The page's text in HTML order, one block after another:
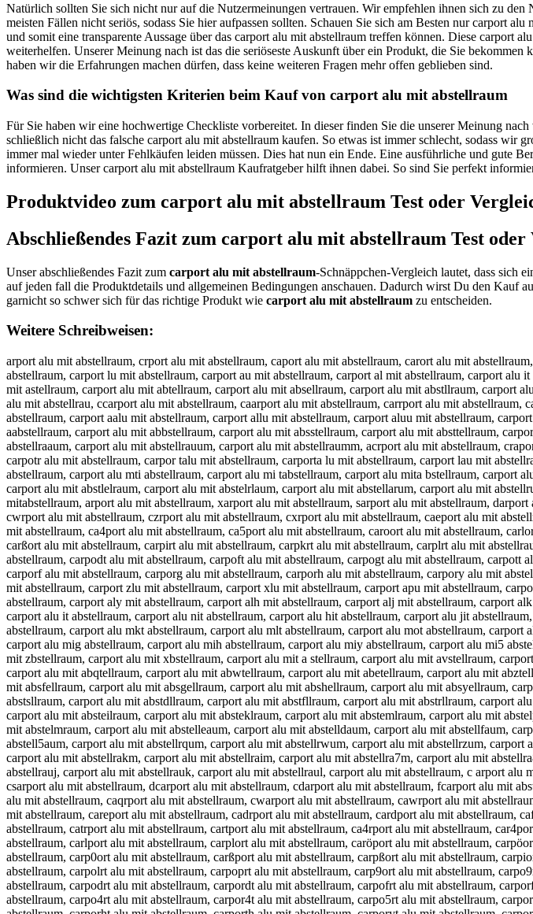
Natürlich sollten Sie sich nicht nur auf die Nutzermeinungen vertrauen. Wir empfehlen ihnen sich zu
meisten Fällen nicht seriös, sodass Sie hier aufpassen sollten. Schauen Sie sich am Besten nur carport
und somit eine transparente Aussage über das carport alu mit abstellraum treffen können. Diese carport
weiterhelfen. Unserer Meinung nach ist das die seriöseste Auskunft über ein Produkt, die Sie
haben wir die Erfahrungen machen dürfen, dass keine weiteren Fragen mehr offen geblieben sind.
Was sind die wichtigsten Kriterien beim Kauf von carport alu mit abstellraum
Für Sie haben wir eine hochwertige Checkliste vorbereitet. In dieser finden Sie die unserer Meinung
schließlich nicht das falsche carport alu mit abstellraum kaufen. So etwas ist immer schlecht, sodass
immer mal wieder unter Fehlkäufen leiden müssen. Dies hat nun ein Ende. Eine ausführliche und gute
informieren. Unser carport alu mit abstellraum Kaufratgeber hilft ihnen dabei. So sind Sie perfekt
Produktvideo zum carport alu mit abstellraum Test oder
Abschließendes Fazit zum carport alu mit abstellraum Test oder
Unser abschließendes Fazit zum carport alu mit abstellraum-Schnäppchen-Vergleich lautet, dass sich
auf jeden fall die Produktdetails und allgemeinen Bedingungen anschauen. Dadurch wirst Du den Kauf
garnicht so schwer sich für das richtige Produkt wie carport alu mit abstellraum zu entscheiden.
Weitere Schreibweisen:
arport alu mit abstellraum, crport alu mit abstellraum, caport alu mit abstellraum, carort alu mit abstellraum, carprt alu mit abstellraum, carpot alu mit abstellraum, carpor alu mit abstellraum, carport alu mit abstellraum, carport lu mit abstellraum, carport au mit abstellraum, carport al mit abstellraum, carport alu it abstellraum, carport alu mt abstellraum, carport alu mi abstellraum, carport alu mit bstellraum, carport alu mit astellraum, carport alu mit abtellraum, carport alu mit absellraum, carport alu mit abstllraum, carport alu mit abstelraum, carport alu mit abstellaum, carport alu mit abstellrum, carport alu mit abstellram, carport alu mit abstellrau, ccarport alu mit abstellraum, caarport alu mit abstellraum, carrport alu mit abstellraum, carpport alu mit abstellraum, carpoort alu mit abstellraum, carporrt alu mit abstellraum, carportt alu mit abstellraum, carport aalu mit abstellraum, carport allu mit abstellraum, carport aluu mit abstellraum, carport alu mmit abstellraum, carport alu miit abstellraum, carport alu mitt abstellraum, carport alu mit aabstellraum, carport alu mit abbstellraum, carport alu mit absstellraum, carport alu mit absttellraum, carport alu mit absteellraum, carport alu mit abstelllraum, carport alu mit abstellrraum, carport alu mit abstellraaum, carport alu mit abstellrauum, carport alu mit abstellraumm, acrport alu mit abstellraum, craport alu mit abstellraum, caprort alu mit abstellraum, caroprt alu mit abstellraum, carprot alu mit abstellraum, carpotr alu mit abstellraum, carpor talu mit abstellraum, carporta lu mit abstellraum, carport lau mit abstellraum, carport aul mit abstellraum, carport al umit abstellraum, carport alum it abstellraum, carport alu imt abstellraum, carport alu mti abstellraum, carport alu mi tabstellraum, carport alu mita bstellraum, carport alu mit bastellraum, carport alu mit asbtellraum, carport alu mit abtsellraum, carport alu mit absetllraum, carport alu mit abstlelraum, carport alu mit abstelrlaum, carport alu mit abstellarum, carport alu mit abstellruam, carport alu mit abstellramu, carportalu mit abstellraum, carport alumit abstellraum, carport alu mitabstellraum, arport alu mit abstellraum, xarport alu mit abstellraum, sarport alu mit abstellraum, darport alu mit abstellraum, farport alu mit abstellraum, varport alu mit abstellraum, cqrport alu mit abstellraum, cwrport alu mit abstellraum, czrport alu mit abstellraum, cxrport alu mit abstellraum, caeport alu mit abstellraum, cadport alu mit abstellraum, cafport alu mit abstellraum, cagport alu mit abstellraum, catport alu mit abstellraum, ca4port alu mit abstellraum, ca5port alu mit abstellraum, caroort alu mit abstellraum, carlort alu mit abstellraum, caröort alu mit abstellraum, carüort alu mit abstellraum, car0ort alu mit abstellraum, carßort alu mit abstellraum, carpirt alu mit abstellraum, carpkrt alu mit abstellraum, carplrt alu mit abstellraum, carpprt alu mit abstellraum, carp9rt alu mit abstellraum, carp0rt alu mit abstellraum, carpoet alu mit abstellraum, carpodt alu mit abstellraum, carpoft alu mit abstellraum, carpogt alu mit abstellraum, carpott alu mit abstellraum, carpo4t alu mit abstellraum, carpo5t alu mit abstellraum, carporr alu mit abstellraum, carporf alu mit abstellraum, carporg alu mit abstellraum, carporh alu mit abstellraum, carpory alu mit abstellraum, carpor5 alu mit abstellraum, carpor6 alu mit abstellraum, carport qlu mit abstellraum, carport wlu mit abstellraum, carport zlu mit abstellraum, carport xlu mit abstellraum, carport apu mit abstellraum, carport aou mit abstellraum, carport aiu mit abstellraum, carport aku mit abstellraum, carport amu mit abstellraum, carport aly mit abstellraum, carport alh mit abstellraum, carport alj mit abstellraum, carport alk mit abstellraum, carport ali mit abstellraum, carport al7 mit abstellraum, carport al8 mit abstellraum, carport alu it abstellraum, carport alu nit abstellraum, carport alu hit abstellraum, carport alu jit abstellraum, carport alu kit abstellraum, carport alu lit abstellraum, carport alu mut abstellraum, carport alu mjt abstellraum, carport alu mkt abstellraum, carport alu mlt abstellraum, carport alu mot abstellraum, carport alu m8t abstellraum, carport alu m9t abstellraum, carport alu mir abstellraum, carport alu mif abstellraum, carport alu mig abstellraum, carport alu mih abstellraum, carport alu miy abstellraum, carport alu mi5 abstellraum, carport alu mi6 abstellraum, carport alu mit qbstellraum, carport alu mit wbstellraum, carport alu mit zbstellraum, carport alu mit xbstellraum, carport alu mit a stellraum, carport alu mit avstellraum, carport alu mit afstellraum, carport alu mit agstellraum, carport alu mit ahstellraum, carport alu mit anstellraum, carport alu mit abqtellraum, carport alu mit abwtellraum, carport alu mit abetellraum, carport alu mit abztellraum, carport alu mit abxtellraum, carport alu mit abctellraum, carport alu mit absrellraum, carport alu mit absfellraum, carport alu mit absgellraum, carport alu mit abshellraum, carport alu mit absyellraum, carport alu mit abs5ellraum, carport alu mit